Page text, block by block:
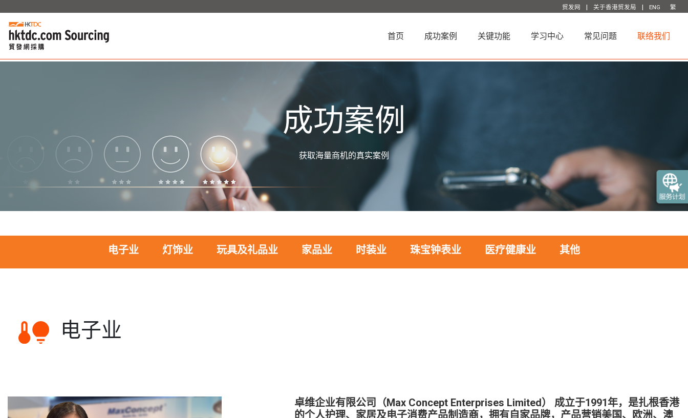
贸发网 | 关于香港贸发局 | ENG 繁
首页 (current)成功案例 关键功能 学习中心 常见问题 联络我们
成功案例
获取海量商机的真实案例
电子业 灯饰业 玩具及礼品业 家品业 时装业 珠宝钟表业 医疗健康业 其他
电子业
卓维企业有限公司（Max Concept Enterprises Limited） 成立于1991年，是扎根香港
的个人护理、家居及电子消费产品制造商，拥有自家品牌，产品营销美国、欧洲、澳